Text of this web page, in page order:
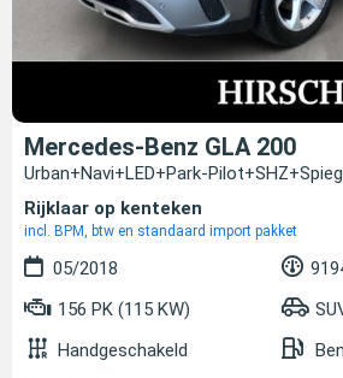
Mercedes-Benz GLA 200
Urban+Navi+LED+Park-
Rijklaar op kenteken
incl. BPM, btw en standaard import pakket
05/2018
156 PK (115 KW)
Handgeschakeld